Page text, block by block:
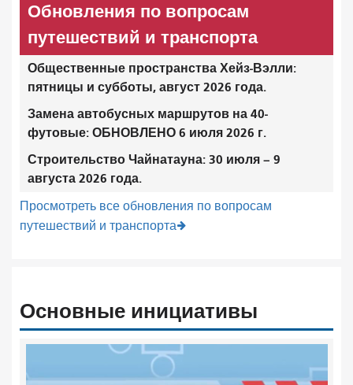
Обновления по вопросам
путешествий и транспорта
Общественные пространства Хейз-Вэлли:
пятницы и субботы, август 2026 года.
Замена автобусных маршрутов на 40-
футовые: ОБНОВЛЕНО 6 июля 2026 г.
Строительство Чайнатауна: 30 июля – 9
августа 2026 года.
Просмотреть все обновления по вопросам
путешествий и транспорта
Основные инициативы